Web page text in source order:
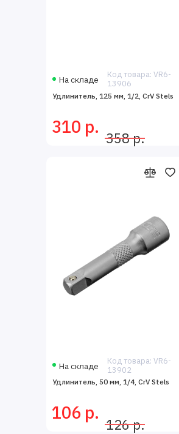
На складе
Код товара: VR6-
13906
Удлинитель, 125 мм, 1/2, CrV Stels
310 р.
358 р.
На складе
Код товара: VR6-
13902
Удлинитель, 50 мм, 1/4, CrV Stels
106 р.
126 р.